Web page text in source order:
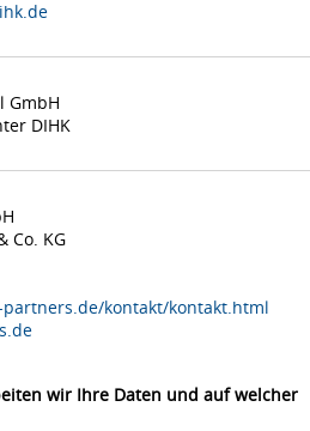
GmbH
DIHK
Co. KG
kontakt/kontakt.html
wir Ihre Daten und auf welcher